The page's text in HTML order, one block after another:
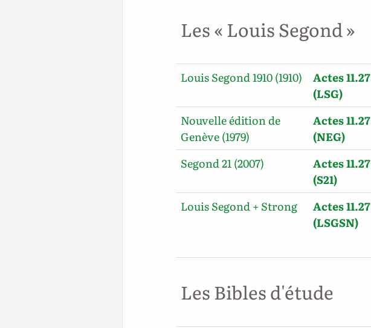
Les « Louis Segond »
Louis Segond 1910 (1910)
Actes 11.27
(LSG)
Nouvelle édition de
Genève (1979)
Actes 11.27
(NEG)
Segond 21 (2007)
Actes 11.27
(S21)
Louis Segond + Strong
Actes 11.27
(LSGSN)
Les Bibles d'étude